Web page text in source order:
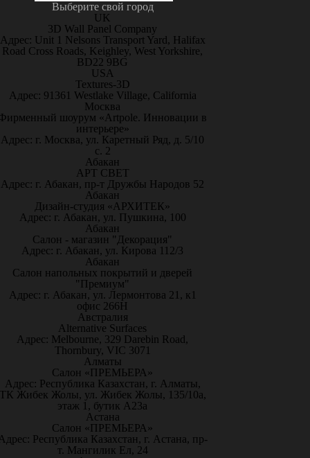
Выберите свой город
UK
3D Wall Panel Company
Адрес: Unit 1 Nelsons Transport Yard, Halifax
Road Cross Roads, Keighley, West Yorkshire,
BD22 9BG
USA
Textures-3D
Адрес: 91361 Westlake Village, California
Москва
шоурум «Artpole. Инновации в
интерьере»
Адрес: г. Москва, ул. Каретный Ряд, д. 5/10
с. 2
Абакан
АРТ СВЕТ
Адрес: г. Абакан, пр-т Дружбы Народов 52
Абакан
Дизайн-студия «АРХИТЕК»
Адрес: г. Абакан, ул. Пушкина, 100
Абакан
Салон - магазин "Декорация"
Адрес: г. Абакан, ул. Кирова 112/3
Абакан
Салон напольных покрытий и дверей
"Премиум"
Адрес: г. Абакан, ул. Лермонтова 21, к1
офис 266Н
Австралия
Alternative Surfaces
Адрес: Melbourne, 329 Darebin Road,
Thornbury, VIC 3071
Алматы
Салон «ПРЕМЬЕРА»
Адрес: Республика Казахстан, г. Алматы,
Жибек Жолы, ул. Жибек Жолы, 135/10а,
этаж 1, бутик А23а
Астана
Салон «ПРЕМЬЕРА»
Республика Казахстан, г. Астана, пр-
т. Мангилик Ел, 24